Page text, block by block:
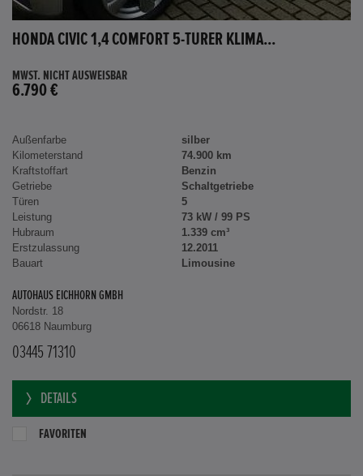
HONDA CIVIC 1,4 COMFORT 5-TÜRER KLIMA...
MWST. NICHT AUSWEISBAR
6.790 €
Außenfarbe
silber
Kilometerstand
74.900 km
Kraftstoffart
Benzin
Getriebe
Schaltgetriebe
Türen
5
Leistung
73 kW / 99 PS
Hubraum
1.339 cm³
Erstzulassung
12.2011
Bauart
Limousine
AUTOHAUS EICHHORN GMBH
Nordstr. 18
06618 Naumburg
03445 71310
DETAILS
FAVORITEN